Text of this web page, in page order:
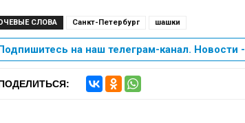
СЛОВА Санкт-Петербург шашки
на наш телеграм-канал. Новости